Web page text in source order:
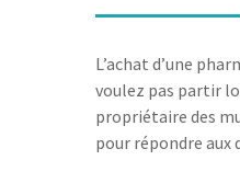
L’achat d’une
voulez pas partir
propriétaire des
pour répondre aux